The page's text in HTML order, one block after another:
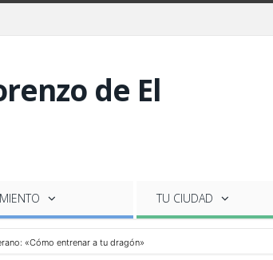
TU CIUDAD
«Cómo entrenar a tu dragón»